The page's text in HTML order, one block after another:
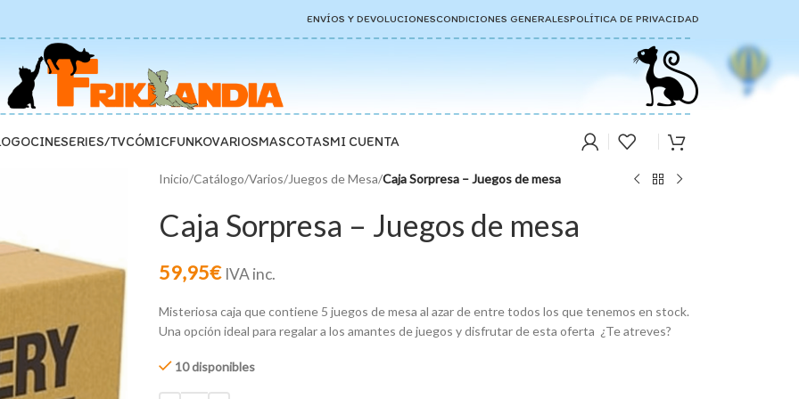
ENVÍOS Y DEVOLUCIONESCONDICIONES GENERALESPOLÍTICA DE PRIVACIDAD
CINESERIES/TVCÓMICFUNKOVARIOSMASCOTASMI CUENTA
Inicio/Catálogo/Varios/Juegos de Mesa/Caja Sorpresa – Juegos de mesa
Caja Sorpresa – Juegos de mesa
59,95€ IVA inc.
Misteriosa caja que contiene 5 juegos de mesa al azar de entre todos los que tenemos en stock.
Una opción ideal para regalar a los amantes de juegos y disfrutar de esta oferta ¿Te atreves?
10 disponibles